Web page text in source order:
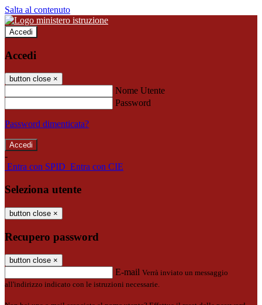
Salta al contenuto
Accedi
Accedi
button close ×
Nome Utente
Password
Password dimenticata?
-
Entra con SPID Entra con CIE
Seleziona utente
button close ×
Recupero password
button close ×
E-mail Verrà inviato un messaggio
all'indirizzo indicato con le istruzioni necessarie.